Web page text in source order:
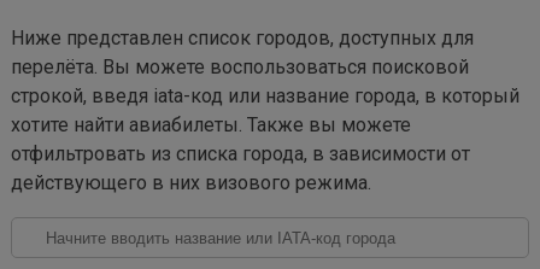
Ниже представлен список городов, доступных для
перелёта. Вы можете воспользоваться поисковой
строкой, введя iata-код или название города, в который
хотите найти авиабилеты. Также вы можете
отфильтровать из списка города, в зависимости от
действующего в них визового режима.